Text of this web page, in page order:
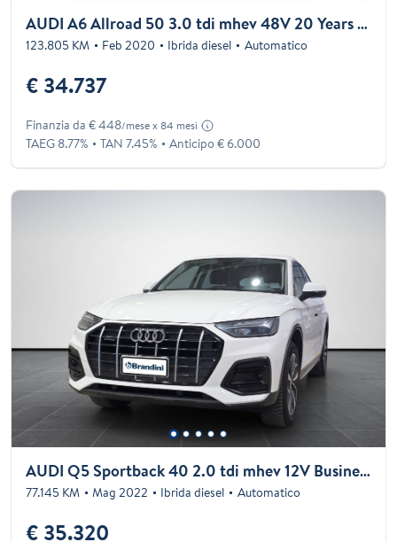
AUDI A6 Allroad 50 3.0 tdi mhev 48V 20 Years quattro 286cv tiptronic
123.805 KM Feb 2020 Ibrida diesel Automatico
€ 34.737
Finanzia da € 448/mese x 84 mesi
TAEG 8.77% TAN 7.45% Anticipo € 6.000
AUDI Q5 Sportback 40 2.0 tdi mhev 12V Business Advanced quattro s tronic
77.145 KM Mag 2022 Ibrida diesel Automatico
€ 35.320